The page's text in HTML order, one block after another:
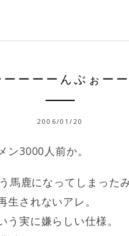
ーーーーんぶぉー
2006/01/20
ン3000人前か。
馬鹿になってしまった
されないアレ。
実に嫌らしい仕様。